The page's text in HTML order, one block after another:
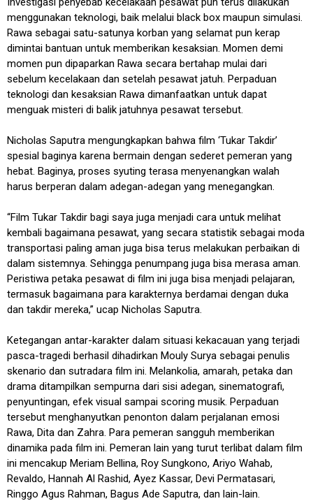
menggunakan teknologi, baik melalui black box maupun simulasi.
Rawa sebagai satu-satunya korban yang selamat pun kerap
dimintai bantuan untuk memberikan kesaksian. Momen demi
momen pun dipaparkan Rawa secara bertahap mulai dari
sebelum kecelakaan dan setelah pesawat jatuh. Perpaduan
teknologi dan kesaksian Rawa dimanfaatkan untuk dapat
menguak misteri di balik jatuhnya pesawat tersebut.
Nicholas Saputra mengungkapkan bahwa film ‘Tukar Takdir’
spesial baginya karena bermain dengan sederet pemeran yang
hebat. Baginya, proses syuting terasa menyenangkan walah
harus berperan dalam adegan-adegan yang menegangkan.
“Film Tukar Takdir bagi saya juga menjadi cara untuk melihat
kembali bagaimana pesawat, yang secara statistik sebagai moda
transportasi paling aman juga bisa terus melakukan perbaikan di
dalam sistemnya. Sehingga penumpang juga bisa merasa aman.
Peristiwa petaka pesawat di film ini juga bisa menjadi pelajaran,
termasuk bagaimana para karakternya berdamai dengan duka
dan takdir mereka,” ucap Nicholas Saputra.
Ketegangan antar-karakter dalam situasi kekacauan yang terjadi
pasca-tragedi berhasil dihadirkan Mouly Surya sebagai penulis
skenario dan sutradara film ini. Melankolia, amarah, petaka dan
drama ditampilkan sempurna dari sisi adegan, sinematografi,
penyuntingan, efek visual sampai scoring musik. Perpaduan
tersebut menghanyutkan penonton dalam perjalanan emosi
Rawa, Dita dan Zahra. Para pemeran sangguh memberikan
dinamika pada film ini. Pemeran lain yang turut terlibat dalam film
ini mencakup Meriam Bellina, Roy Sungkono, Ariyo Wahab,
Revaldo, Hannah Al Rashid, Ayez Kassar, Devi Permatasari,
Ringgo Agus Rahman, Bagus Ade Saputra, dan lain-lain.